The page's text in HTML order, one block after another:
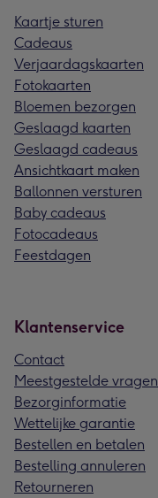
Kaartje sturen
Cadeaus
Verjaardagskaarten
Fotokaarten
Bloemen bezorgen
Geslaagd kaarten
Geslaagd cadeaus
Ansichtkaart maken
Ballonnen versturen
Baby cadeaus
Fotocadeaus
Feestdagen
Klantenservice
Contact
Meestgestelde vragen
Bezorginformatie
Wettelijke garantie
Bestellen en betalen
Bestelling annuleren
Retourneren